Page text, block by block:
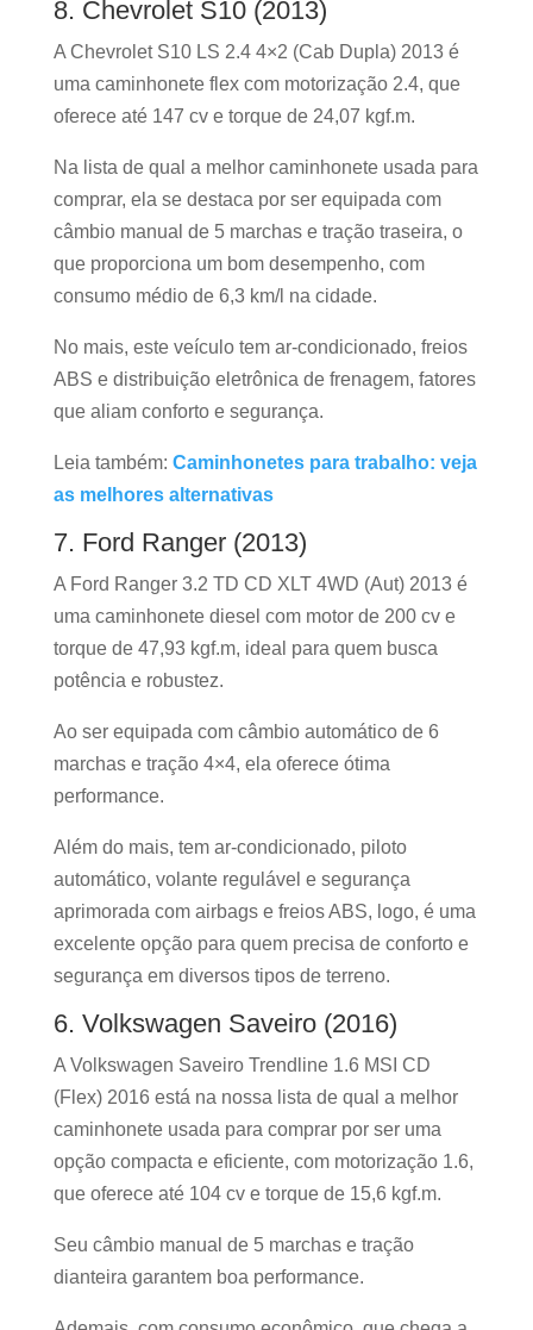
8. Chevrolet S10 (2013)
A Chevrolet S10 LS 2.4 4×2 (Cab Dupla) 2013 é
uma caminhonete flex com motorização 2.4, que
oferece até 147 cv e torque de 24,07 kgf.m.
Na lista de qual a melhor caminhonete usada para
comprar, ela se destaca por ser equipada com
câmbio manual de 5 marchas e tração traseira, o
que proporciona um bom desempenho, com
consumo médio de 6,3 km/l na cidade.
No mais, este veículo tem ar-condicionado, freios
ABS e distribuição eletrônica de frenagem, fatores
que aliam conforto e segurança.
Leia também: Caminhonetes para trabalho: veja
as melhores alternativas
7. Ford Ranger (2013)
A Ford Ranger 3.2 TD CD XLT 4WD (Aut) 2013 é
uma caminhonete diesel com motor de 200 cv e
torque de 47,93 kgf.m, ideal para quem busca
potência e robustez.
Ao ser equipada com câmbio automático de 6
marchas e tração 4×4, ela oferece ótima
performance.
Além do mais, tem ar-condicionado, piloto
automático, volante regulável e segurança
aprimorada com airbags e freios ABS, logo, é uma
excelente opção para quem precisa de conforto e
segurança em diversos tipos de terreno.
6. Volkswagen Saveiro (2016)
A Volkswagen Saveiro Trendline 1.6 MSI CD
(Flex) 2016 está na nossa lista de qual a melhor
caminhonete usada para comprar por ser uma
opção compacta e eficiente, com motorização 1.6,
que oferece até 104 cv e torque de 15,6 kgf.m.
Seu câmbio manual de 5 marchas e tração
dianteira garantem boa performance.